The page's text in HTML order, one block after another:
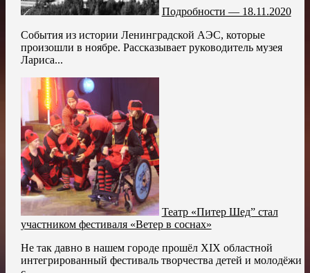
Подробности — 18.11.2020
События из истории Ленинградской АЭС, которые
произошли в ноябре. Рассказывает руководитель музея
Лариса...
Театр «Питер Шед” стал
участником фестиваля «Ветер в соснах»
Не так давно в нашем городе прошёл XIX областной
интегрированный фестиваль творчества детей и молодёжи